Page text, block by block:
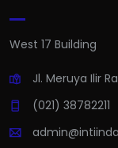
West 17 Building
Jl. Meruya Ilir
(021) 38782211